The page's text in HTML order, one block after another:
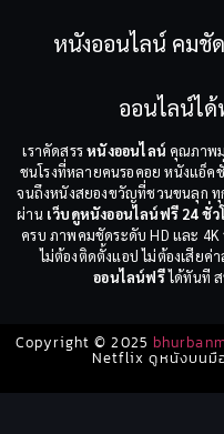
หนังออนไลน์ คมชั
ออนไลน์ได้
เราคัดสรรหนังออนไลน์ คุณภาพ
ชนโรงที่หลายคนรอคอย หนังแอ็ค
จนถึงหนังสยองขวัญที่ชวนขนลุก ทุ
ผ่าน เว็บดูหนังออนไลน์ฟรี 24 ชั่ว
ครบ ภาพคมชัดระดับ HD และ 4K
ไม่ต้องติดตั้งแอป ไม่ต้องเสียค่
ออนไลน์ฟรีได้ทันที ส
Copyright © 2025
Netflix ดูหนังบนมื